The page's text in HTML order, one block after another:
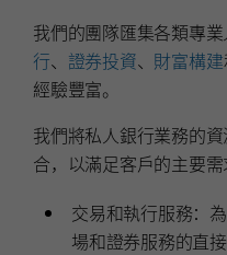
我們的團隊匯集各類專
行、 證券投資、 財富構建
經驗豐富。
我們將私人銀行業務的
合，以滿足客戶的主要需
交易和執行服務：
場和證券服務的直